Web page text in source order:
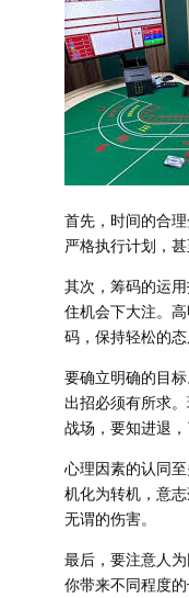
首先，时间的合
严格执行计划，
其次，筹码的运
住机会下大注。
码，保持轻松的
要确立明确的目
出招必须有所求
战场，要知进退
心理因素的认同
机化为转机，意
无谓的伤害。
最后，要注意人
你带来不同程度的